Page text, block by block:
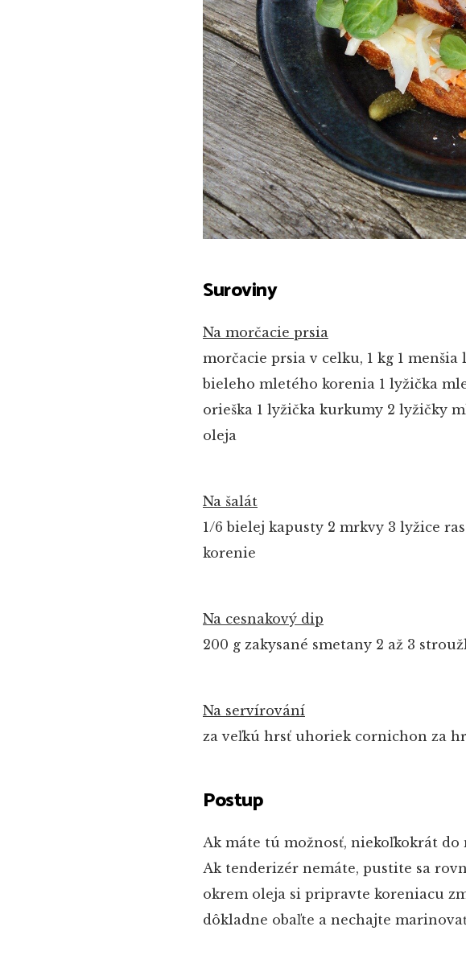
Suroviny
Na morčacie prsia
morčacie prsia v celku, 1 kg 1 menšia
bieleho mletého korenia 1 lyžička
orieška 1 lyžička kurkumy 2 lyžičky
oleja
Na šalát
1/6 bielej kapusty 2 mrkvy 3 lyžice
korenie
Na cesnakový dip
200 g zakysané smetany 2 až 3
Na servírování
za veľkú hrsť uhoriek cornichon za
Postup
Ak máte tú možnosť, niekoľkokrát
Ak tenderizér nemáte, pustite sa
okrem oleja si pripravte koreniacu
dôkladne obaľte a nechajte